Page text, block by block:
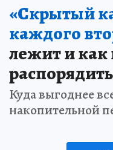
«Скрытый
каждого
лежит и
Куда выгоднее
накопительной